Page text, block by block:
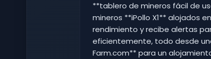
**tablero de mineros fácil de
mineros **iPollo X1** alojados
rendimiento y recibe alertas
eficientemente, todo desde
Farm.com** para un